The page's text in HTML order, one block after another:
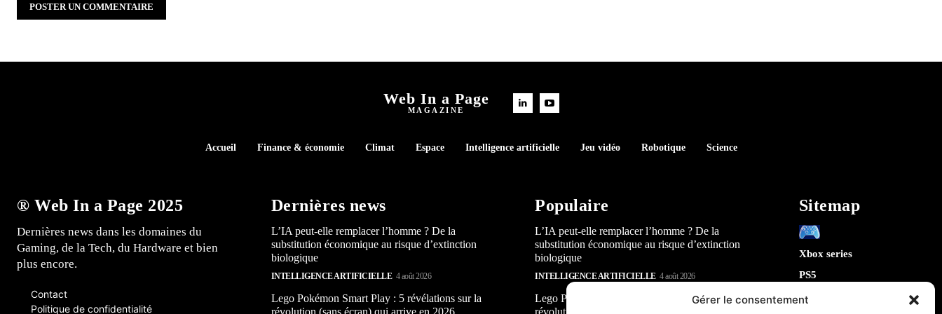
Gérer le consentement
Web In a Page
MAGAZINE
Accueil Finance & économie Climat Espace Intelligence artificielle Jeu vidéo Robotique Science
® Web In a Page 2025
Dernières news dans les domaines du
Gaming, de la Tech, du Hardware et bien
plus encore.
Contact
Politique de confidentialité
Dernières news
L’IA peut-elle remplacer l’homme ? De la
substitution économique au risque d’extinction
biologique
INTELLIGENCE ARTIFICIELLE 4 août 2026
Lego Pokémon Smart Play : 5 révélations sur la
révolution (sans écran) qui arrive en 2026
Populaire
L’IA peut-elle remplacer l’homme ? De la
substitution économique au risque d’extinction
biologique
INTELLIGENCE ARTIFICIELLE 4 août 2026
Lego Pokémon Smart Play : 5 révélations sur la
révolution (sans écran) qui arrive en 2026
Sitemap
Xbox series
PS5
Switch